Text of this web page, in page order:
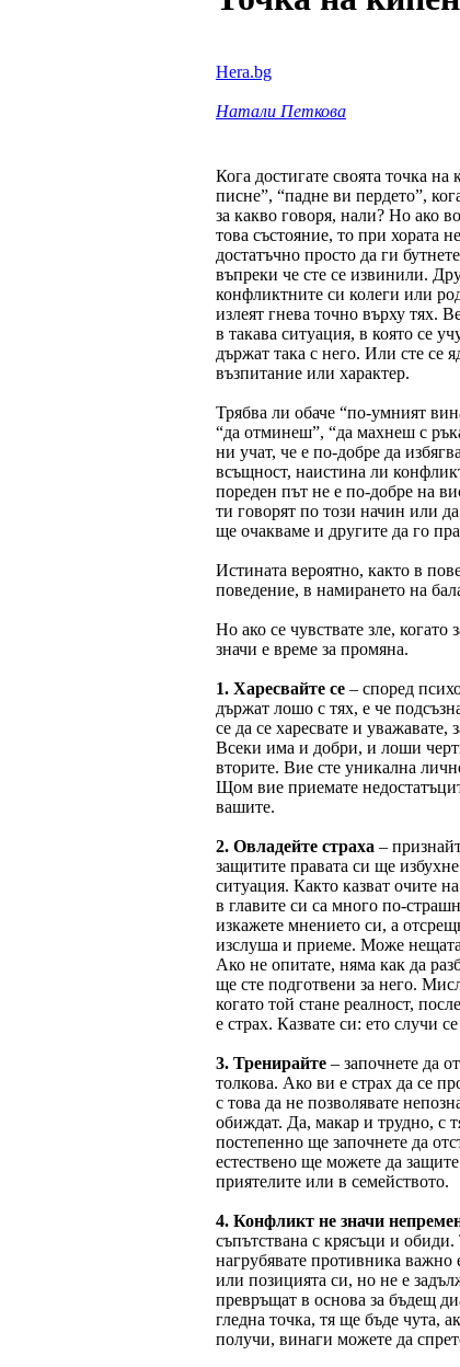
Hera.bg
Натали Петкова
Кога достигате своята точка
писне”, “падне ви пердето”,
за какво говоря, нали? Но ако
това състояние, то при хората
достатъчно просто да ги
въпреки че сте се извинили.
конфликтните си колеги или
излеят гнева точно върху тях.
в такава ситуация, в която се
държат така с него. Или сте се
възпитание или характер.
Трябва ли обаче “по-умният
“да отминеш”, “да махнеш с
ни учат, че е по-добре да
всъщност, наистина ли
пореден път не е по-добре на
ти говорят по този начин или
ще очакваме и другите да го
Истината вероятно, както в
поведение, в намирането на
Но ако се чувствате зле,
значи е време за промяна.
1. Харесвайте се – според
държат лошо с тях, е че
се да се харесвате и уважавате,
Всеки има и добри, и лоши
вторите. Вие сте уникална
Щом вие приемате
вашите.
2. Овладейте страха –
защитите правата си ще
ситуация. Както казват очите
в главите си са много по-
изкажете мнението си, а
изслуша и приеме. Може нещата
Ако не опитате, няма как да
ще сте подготвени за него.
когато той стане реалност,
е страх. Казвате си: ето случи
3. Тренирайте – започнете да
толкова. Ако ви е страх да се
с това да не позволявате
обиждат. Да, макар и трудно, с
постепенно ще започнете да
естествено ще можете да
приятелите или в семейството.
4. Конфликт не значи
съпътствана с крясъци и
нагрубявате противника важно
или позицията си, но не е
превръщат в основа за бъдещ
гледна точка, тя ще бъде чута,
получи, винаги можете да